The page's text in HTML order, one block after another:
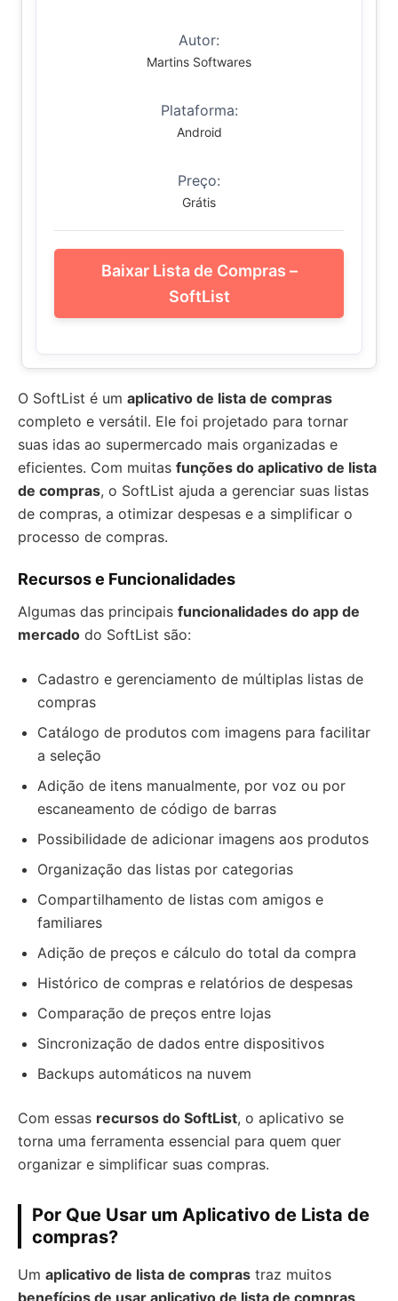
Autor:
Martins Softwares
Plataforma:
Android
Preço:
Grátis
Baixar Lista de Compras –
SoftList
O SoftList é um aplicativo de lista de compras
completo e versátil. Ele foi projetado para tornar
suas idas ao supermercado mais organizadas e
eficientes. Com muitas funções do aplicativo de lista
de compras, o SoftList ajuda a gerenciar suas listas
de compras, a otimizar despesas e a simplificar o
processo de compras.
Recursos e Funcionalidades
Algumas das principais funcionalidades do app de
mercado do SoftList são:
Cadastro e gerenciamento de múltiplas listas de
compras
Catálogo de produtos com imagens para facilitar
a seleção
Adição de itens manualmente, por voz ou por
escaneamento de código de barras
Possibilidade de adicionar imagens aos produtos
Organização das listas por categorias
Compartilhamento de listas com amigos e
familiares
Adição de preços e cálculo do total da compra
Histórico de compras e relatórios de despesas
Comparação de preços entre lojas
Sincronização de dados entre dispositivos
Backups automáticos na nuvem
Com essas recursos do SoftList, o aplicativo se
torna uma ferramenta essencial para quem quer
organizar e simplificar suas compras.
Por Que Usar um Aplicativo de Lista de
compras?
Um aplicativo de lista de compras traz muitos
benefícios de usar aplicativo de lista de compras